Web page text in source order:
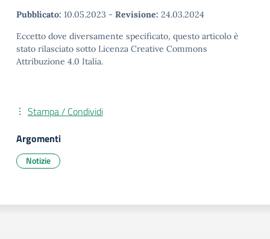
Pubblicato: 10.05.2023 - Revisione: 24.03.2024
Eccetto dove diversamente specificato, questo articolo è
stato rilasciato sotto Licenza Creative Commons
Attribuzione 4.0 Italia.
Stampa / Condividi
Argomenti
Notizie